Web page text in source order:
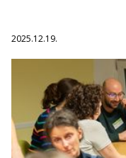
2025.12.19.